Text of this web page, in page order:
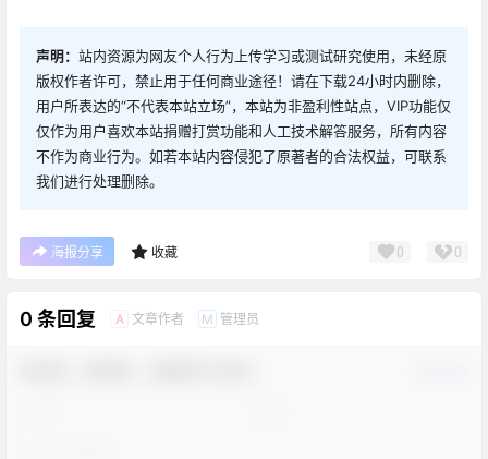
声明： 站内资源为网友个人行为上传学习或测试研究使用，未经原
版权作者许可，禁止用于任何商业途径！请在下载24小时内删除，
用户所表达的“不代表本站立场”，本站为非盈利性站点，VIP功能仅
仅作为用户喜欢本站捐赠打赏功能和人工技术解答服务，所有内容
不作为商业行为。如若本站内容侵犯了原著者的合法权益，可联系
我们进行处理删除。
海报分享 收藏 0 0
0 条回复 A 文章作者 M 管理员